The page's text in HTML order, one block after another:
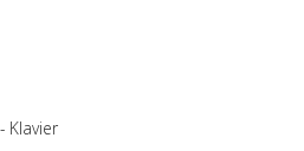
- Klavier